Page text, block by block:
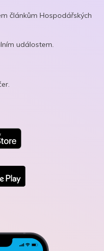
článkům Hospodářských
událostem.